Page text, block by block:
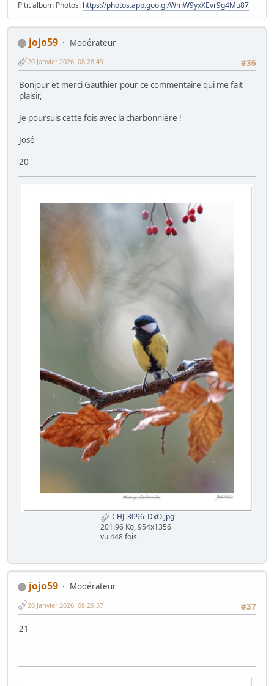
P'tit album Photos: https://photos.app.goo.gl/WmW9yxXEvr9g4Mu87
jojo59
Modérateur
#36
20 Janvier 2026, 08:28:49
Bonjour et merci Gauthier pour ce commentaire qui me fait
plaisir,
Je poursuis cette fois avec la charbonnière !
José
20
CHJ_3096_DxO.jpg
201.96 Ko, 954x1356
vu 448 fois
jojo59
Modérateur
#37
20 Janvier 2026, 08:29:57
21